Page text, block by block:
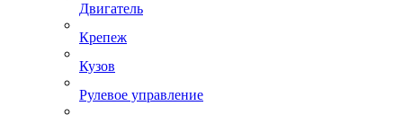
Двигатель
Крепеж
Кузов
Рулевое управление